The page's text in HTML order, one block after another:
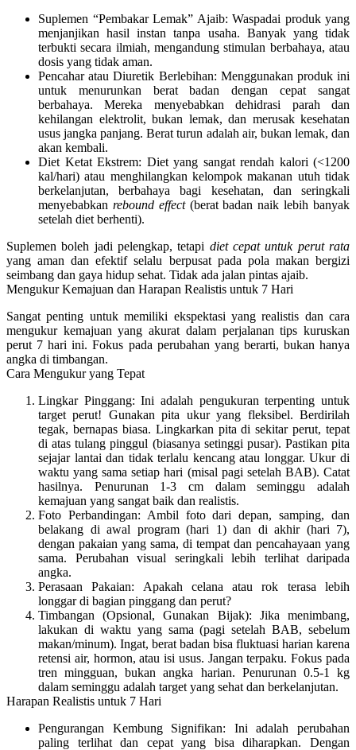
Suplemen “Pembakar Lemak” Ajaib: Waspadai produk yang
menjanjikan hasil instan tanpa usaha. Banyak yang tidak
terbukti secara ilmiah, mengandung stimulan berbahaya, atau
dosis yang tidak aman.
Pencahar atau Diuretik Berlebihan: Menggunakan produk ini
untuk menurunkan berat badan dengan cepat sangat
berbahaya. Mereka menyebabkan dehidrasi parah dan
kehilangan elektrolit, bukan lemak, dan merusak kesehatan
usus jangka panjang. Berat turun adalah air, bukan lemak, dan
akan kembali.
Diet Ketat Ekstrem: Diet yang sangat rendah kalori (<1200
kal/hari) atau menghilangkan kelompok makanan utuh tidak
berkelanjutan, berbahaya bagi kesehatan, dan seringkali
menyebabkan rebound effect(berat badan naik lebih banyak
setelah diet berhenti).
Suplemen boleh jadi pelengkap, tetapi diet cepat untuk perut rata
yang aman dan efektif selalu berpusat pada pola makan bergizi
seimbang dan gaya hidup sehat. Tidak ada jalan pintas ajaib.
Mengukur Kemajuan dan Harapan Realistis untuk 7 Hari
Sangat penting untuk memiliki ekspektasi yang realistis dan cara
mengukur kemajuan yang akurat dalam perjalanantips kuruskan
perut 7 hari ini. Fokus pada perubahan yang berarti, bukan hanya
angka di timbangan.
Cara Mengukur yang Tepat
Lingkar Pinggang: Ini adalah pengukuran terpenting untuk
target perut! Gunakan pita ukur yang fleksibel. Berdirilah
tegak, bernapas biasa. Lingkarkan pita di sekitar perut, tepat
di atas tulang pinggul (biasanya setinggi pusar). Pastikan pita
sejajar lantai dan tidak terlalu kencang atau longgar. Ukur di
waktu yang sama setiap hari (misal pagi setelah BAB). Catat
hasilnya. Penurunan 1-3 cm dalam seminggu adalah
kemajuan yang sangat baik dan realistis.
Foto Perbandingan: Ambil foto dari depan, samping, dan
belakang di awal program (hari 1) dan di akhir (hari 7),
dengan pakaian yang sama, di tempat dan pencahayaan yang
sama. Perubahan visual seringkali lebih terlihat daripada
angka.
Perasaan Pakaian: Apakah celana atau rok terasa lebih
longgar di bagian pinggang dan perut?
Timbangan (Opsional, Gunakan Bijak): Jika menimbang,
lakukan di waktu yang sama (pagi setelah BAB, sebelum
makan/minum). Ingat, berat badan bisa fluktuasi harian karena
retensi air, hormon, atau isi usus. Jangan terpaku. Fokus pada
tren mingguan, bukan angka harian. Penurunan 0.5-1 kg
dalam seminggu adalah target yang sehat dan berkelanjutan.
Harapan Realistis untuk 7 Hari
Pengurangan Kembung Signifikan: Ini adalah perubahan
paling terlihat dan cepat yang bisa diharapkan. Dengan